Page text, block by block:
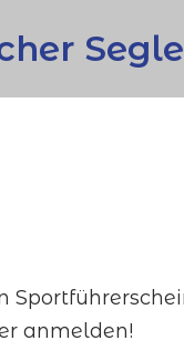
anmelden!